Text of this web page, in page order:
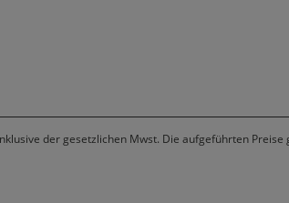
der gesetzlichen Mwst. Die aufgeführten